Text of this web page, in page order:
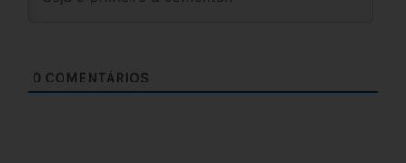
0 COMENTÁRIOS